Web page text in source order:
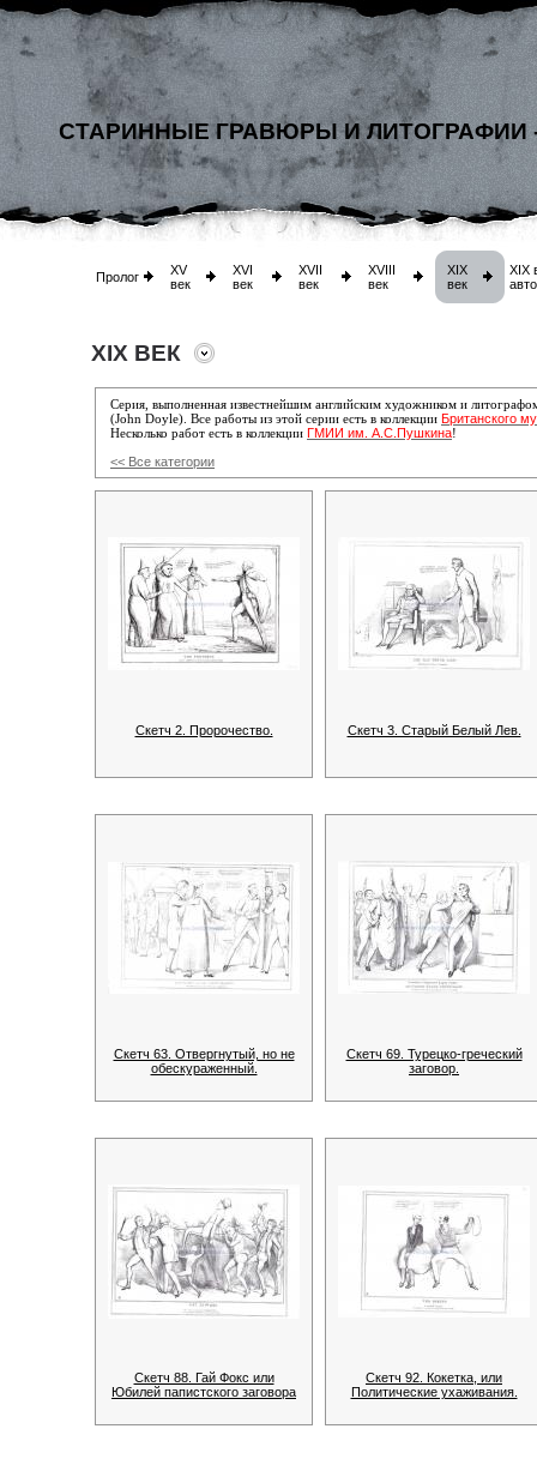
СТАРИННЫЕ ГРАВЮРЫ И ЛИТОГРАФИИ
Пролог
XV
век
XVI
век
XVII
век
XVIII
век
XIX
век
XIX
XIX ВЕК
Серия, выполненная известнейшим английским художником и
(John Doyle). Все работы из этой серии есть в коллекции Британского
Несколько работ есть в коллекции ГМИИ им. А.С.Пушкина!
<< Все категории
Скетч 2. Пророчество. Скетч 3. Старый Белый Лев.
Скетч 63. Отвергнутый, но не
обескураженный.
Скетч 69. Турецко-греческий
заговор.
Скетч 88. Гай Фокс или
Юбилей папистского заговора
Скетч 92. Кокетка, или
Политические ухаживания.